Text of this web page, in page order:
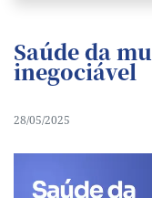
Saúde da
inegociável
28/05/2025